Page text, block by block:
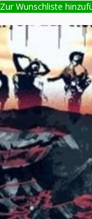
Zur Wunschliste